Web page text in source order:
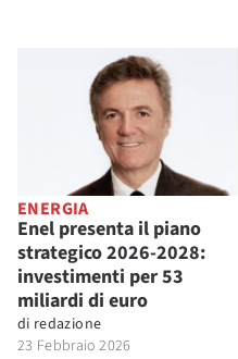
ENERGIA
Enel presenta il piano
strategico 2026-2028:
investimenti per 53
miliardi di euro
di redazione
23 Febbraio 2026